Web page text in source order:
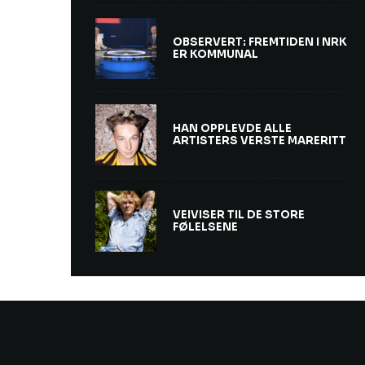
OBSERVERT: FREMTIDEN I NRK
ER KOMMUNAL
HAN OPPLEVDE ALLE
ARTISTERS VERSTE MARERITT
VEIVISER TIL DE STORE
FØLELSENE